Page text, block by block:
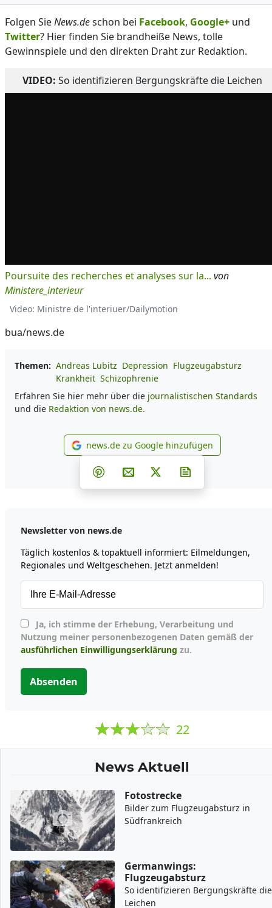
Folgen SieNews.deschon bei Facebook, Google+ und
Twitter? Hier finden Sie brandheiße News, tolle
Gewinnspiele und den direkten Draht zur Redaktion.
VIDEO: So identifizieren Bergungskräfte die Leichen
Poursuite des recherches et analyses sur la... von
Ministere_interieur
Video: Ministre de l'interiuer/Dailymotion
bua/news.de
Themen: Andreas Lubitz Depression Flugzeugabsturz
Krankheit Schizophrenie
Erfahren Sie hier mehr über die journalistischen Standards
und die Redaktion von news.de.
news.de zu Google
news.de zu Google hinzufügen
Teilen auf Facebook
Teilen auf Whatsapp
Teilen auf Telegram
Teilen auf Pinterest
Per E-Mail teilen
Post auf X
Newsletter von news.de
Täglich kostenlos & topaktuell informiert: Eilmeldungen,
Regionales und Weltgeschehen. Jetzt anmelden!
Nutzung meiner personenbezogenen Daten gemäß der
ausführlichen Einwilligungserklärung zu.
Absenden
22
News Aktuell
Fotostrecke
Bilder zum Flugzeugabsturz in
Südfrankreich
Germanwings:
Flugzeugabsturz
So identifizieren Bergungskräfte die
Leichen